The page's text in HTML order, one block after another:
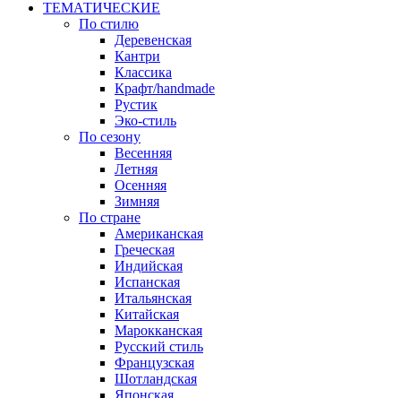
ТЕМАТИЧЕСКИЕ
По стилю
Деревенская
Кантри
Классика
Крафт/handmade
Рустик
Эко-стиль
По сезону
Весенняя
Летняя
Осенняя
Зимняя
По стране
Американская
Греческая
Индийская
Испанская
Итальянская
Китайская
Марокканская
Русский стиль
Французская
Шотландская
Японская